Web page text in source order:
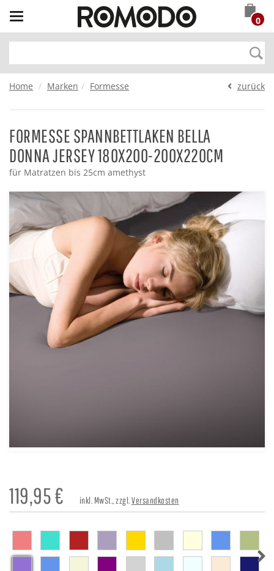
Toggle
navigation
0
Home Marken Formesse zurück
FORMESSE SPANNBETTLAKEN BELLA
DONNA JERSEY 180X200-200X220CM
für Matratzen bis 25cm amethyst
119,95€ inkl. MwSt., zzgl.Versandkosten